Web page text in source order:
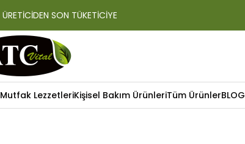
ÜRETİCİDEN SON TÜKETİCİYE
Mutfak LezzetleriKişisel Bakım ÜrünleriTüm ÜrünlerBLOG